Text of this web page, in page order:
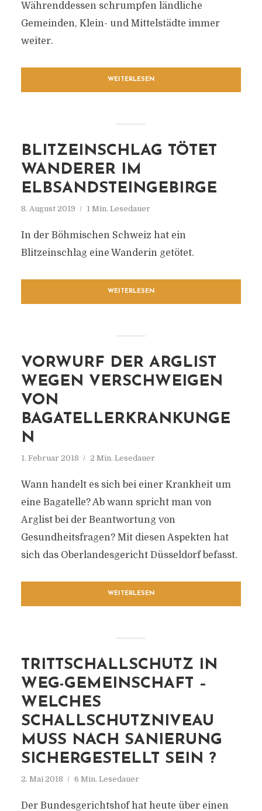
Währenddessen schrumpfen ländliche
Gemeinden, Klein- und Mittelstädte immer
weiter.
WEITERLESEN
BLITZEINSCHLAG TÖTET
WANDERER IM
ELBSANDSTEINGEBIRGE
8. August 2019 1 Min. Lesedauer
In der Böhmischen Schweiz hat ein
Blitzeinschlag eine Wanderin getötet.
WEITERLESEN
VORWURF DER ARGLIST
WEGEN VERSCHWEIGEN
VON
BAGATELLERKRANKUNGE
N
1. Februar 2018 2 Min. Lesedauer
Wann handelt es sich bei einer Krankheit um
eine Bagatelle? Ab wann spricht man von
Arglist bei der Beantwortung von
Gesundheitsfragen? Mit diesen Aspekten hat
sich das Oberlandesgericht Düsseldorf befasst.
WEITERLESEN
TRITTSCHALLSCHUTZ IN
WEG-GEMEINSCHAFT –
WELCHES
SCHALLSCHUTZNIVEAU
MUSS NACH SANIERUNG
SICHERGESTELLT SEIN ?
2. Mai 2018 6 Min. Lesedauer
Der Bundesgerichtshof hat heute über einen